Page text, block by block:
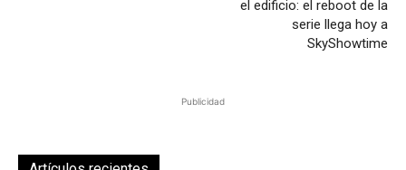
el edificio: el reboot de la
serie llega hoy a
SkyShowtime
Publicidad